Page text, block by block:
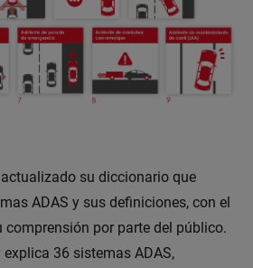
su diccionario que
ADAS y sus definiciones, con el
por parte del público.
36 sistemas ADAS,